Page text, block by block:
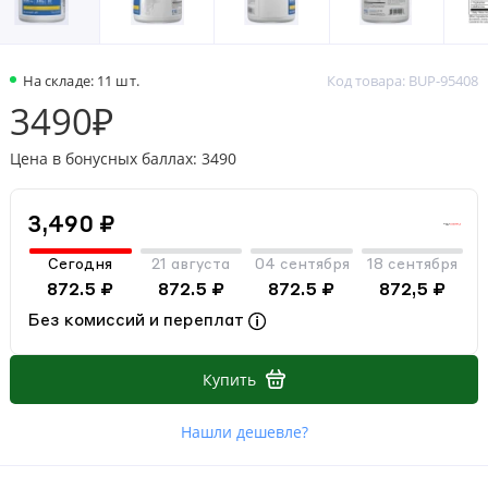
На складе: 11 шт. Код товара: BUP-95408
3490₽
Цена в бонусных баллах: 3490
3,490 ₽
Сегодня
872.5 ₽
21 августа
872.5 ₽
04 сентября
872.5 ₽
18 сентября
872,5 ₽
Без комиссий и переплат
Купить
Нашли дешевле?